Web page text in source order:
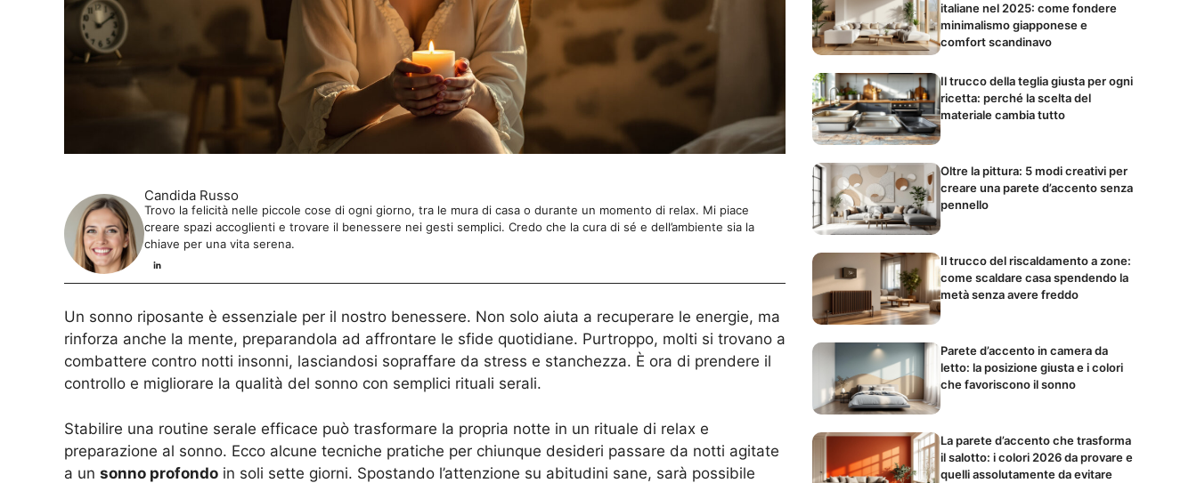
Candida Russo
Trovo la felicità nelle piccole cose di ogni giorno, tra le mura di casa o durante un momento di relax. Mi piace
creare spazi accoglienti e trovare il benessere nei gesti semplici. Credo che la cura di sé e dell’ambiente sia la
chiave per una vita serena.
Un sonno riposante è essenziale per il nostro benessere. Non solo aiuta a recuperare le energie, ma
rinforza anche la mente, preparandola ad affrontare le sfide quotidiane. Purtroppo, molti si trovano a
combattere contro notti insonni, lasciandosi sopraffare da stress e stanchezza. È ora di prendere il
controllo e migliorare la qualità del sonno con semplici rituali serali.
Stabilire una routine serale efficace può trasformare la propria notte in un rituale di relax e
preparazione al sonno. Ecco alcune tecniche pratiche per chiunque desideri passare da notti agitate
a un sonno profondo in soli sette giorni. Spostando l’attenzione su abitudini sane, sarà possibile
italiane nel 2025: come fondere
minimalismo giapponese e
comfort scandinavo
Il trucco della teglia giusta per ogni
ricetta: perché la scelta del
materiale cambia tutto
Oltre la pittura: 5 modi creativi per
creare una parete d’accento senza
pennello
Il trucco del riscaldamento a zone:
come scaldare casa spendendo la
metà senza avere freddo
Parete d’accento in camera da
letto: la posizione giusta e i colori
che favoriscono il sonno
La parete d’accento che trasforma
il salotto: i colori 2026 da provare e
quelli assolutamente da evitare